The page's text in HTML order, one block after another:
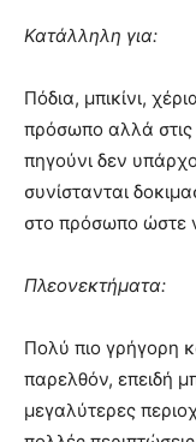
Κατάλληλη για:
Πόδια, μπικίνι,
πρόσωπο αλλά
πηγούνι δεν
συνίστανται
στο πρόσωπο ώστε
Πλεονεκτήματα:
Πολύ πιο γρήγορη
παρελθόν, επειδή
μεγαλύτερες